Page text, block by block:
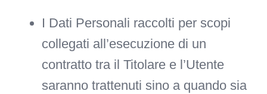
I Dati Personali raccolti per scopi
collegati all’esecuzione di un
contratto tra il Titolare e l’Utente
saranno trattenuti sino a quando sia